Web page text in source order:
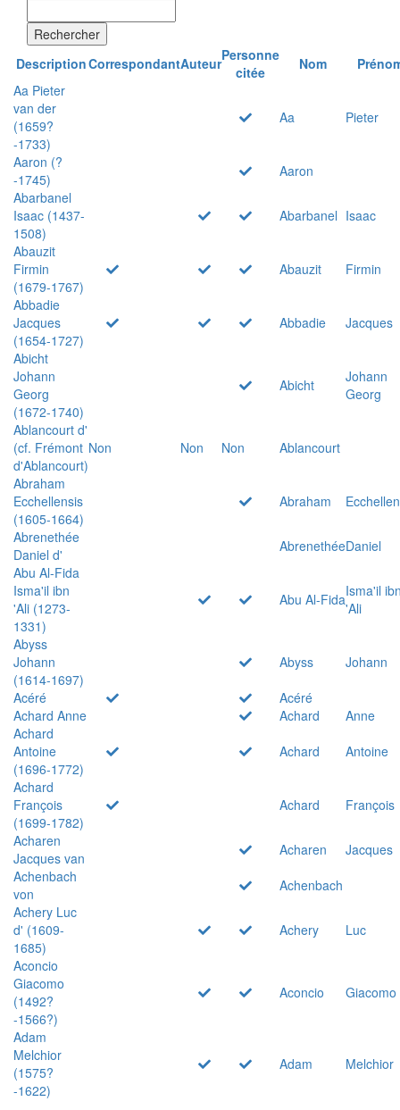
Rechercher
DescriptionCorrespondantAuteurPersonne
citée
Nom
Aa Pieter
van der
(1659?
-1733)
Aa Pieter
Aaron (?
-1745)
Aaron
Abarbanel
Isaac (1437-
1508)
Abarbanel Isaac
Abauzit
Firmin
(1679-1767)
Abauzit
Firmin
Abbadie
Jacques
(1654-1727)
Abbadie
Jacques
Abicht
Johann
Georg
(1672-1740)
Abicht
Johann
Georg
Ablancourt d'
(cf. Frémont
d'Ablancourt)
Non Non Non
Ablancourt
Abraham
Ecchellensis
(1605-1664)
Abraham
Abrenethée
Daniel d'
AbrenethéeDaniel
Abu Al-Fida
Isma'il ibn
'Ali (1273-
1331)
Abu Al-FidaIsma'il
'Ali
Abyss
Johann
(1614-1697)
Abyss
Johann
Acéré
Acéré
Achard Anne
Achard
Anne
Achard
Antoine
(1696-1772)
Achard
Antoine
Achard
François
(1699-1782)
Achard
François
Acharen
Jacques van
Acharen
Jacques
Achenbach
von
Achenbach
Achery Luc
d' (1609-
1685)
Achery
Luc
Aconcio
Giacomo
(1492?
-1566?)
Aconcio Giacomo
Adam
Melchior
(1575?
-1622)
Adam Melchior